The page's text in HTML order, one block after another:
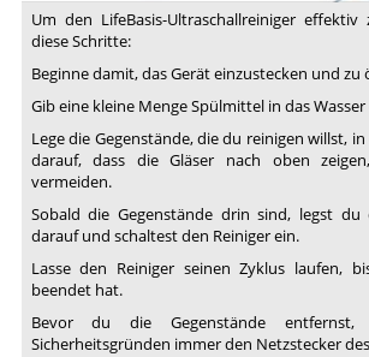
Bewertung
Um den LifeBasis-Ultraschallreiniger
diese Schritte:
Beginne damit, das Gerät einzustecken und zu
Gib eine kleine Menge Spülmittel in das Wasser
Lege die Gegenstände, die du reinigen willst,
darauf, dass die Gläser nach oben
vermeiden.
Sobald die Gegenstände drin sind, legst du
darauf und schaltest den Reiniger ein.
Lasse den Reiniger seinen Zyklus laufen,
beendet hat.
Bevor du die Gegenstände
Sicherheitsgründen immer den Netzstecker